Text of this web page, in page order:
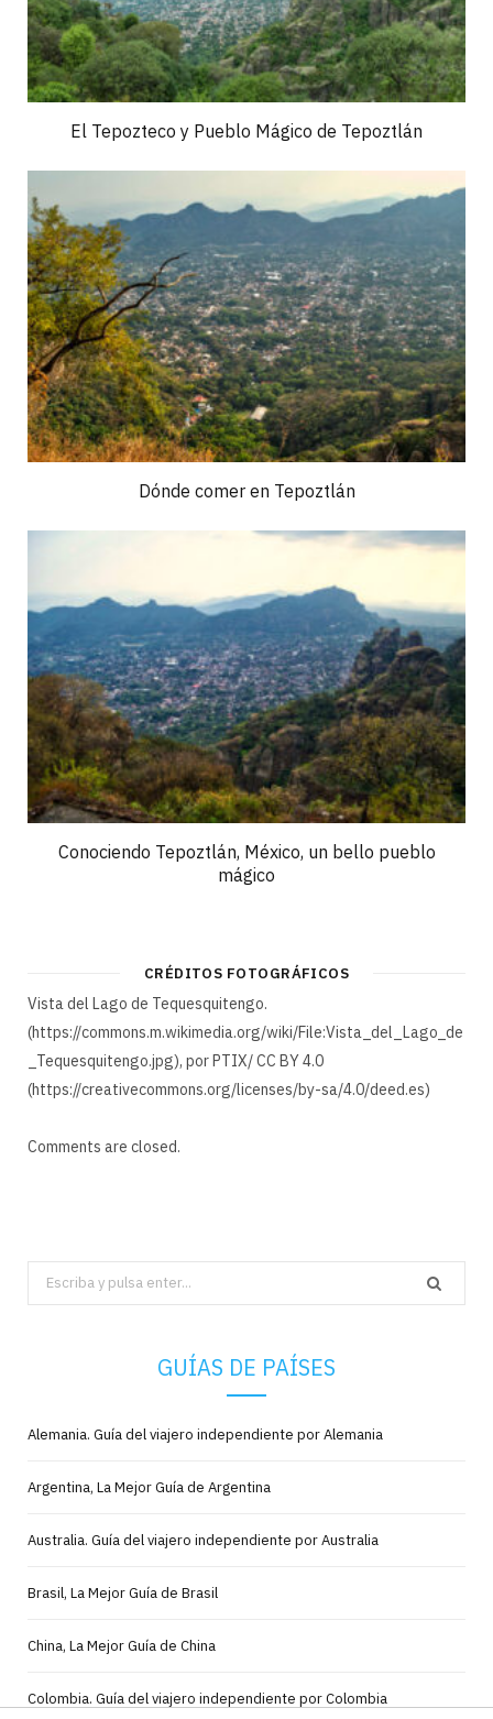
El Tepozteco y Pueblo Mágico de Tepoztlán
Dónde comer en Tepoztlán
Conociendo Tepoztlán, México, un bello pueblo
mágico
CRÉDITOS FOTOGRÁFICOS
Vista del Lago de Tequesquitengo.
(https://commons.m.wikimedia.org/wiki/File:Vista_del_Lago_de
_Tequesquitengo.jpg), por PTIX/ CC BY 4.0
(https://creativecommons.org/licenses/by-sa/4.0/deed.es)
Comments are closed.
Search
for:
GUÍAS DE PAÍSES
Alemania. Guía del viajero independiente por Alemania
Argentina, La Mejor Guía de Argentina
Australia. Guía del viajero independiente por Australia
Brasil, La Mejor Guía de Brasil
China, La Mejor Guía de China
Colombia. Guía del viajero independiente por Colombia